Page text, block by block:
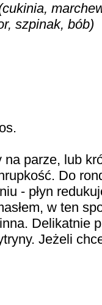
szpinak, bób)
parze, lub
Do
- płyn
w ten
Delikatnie
Jeżeli